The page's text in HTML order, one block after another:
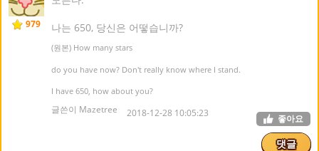
979 나는 650, 당신은 어떻습니까?
(원본) How many stars
do you have now? Don't really know where I stand.
I have 650, how about you?
글쓴이 Mazetree 2018-12-28 10:05:23 좋아요
댓글